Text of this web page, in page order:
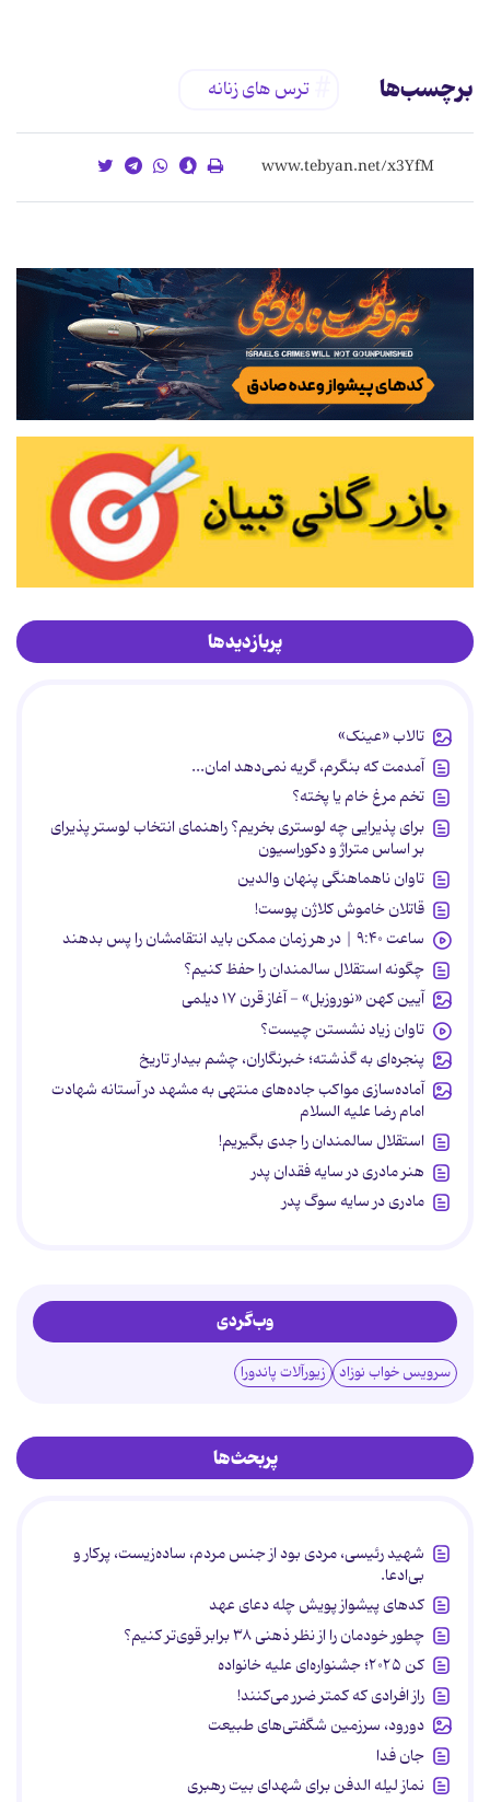
برچسب‌ها ترس های زنانه
پربازدیدها
تالاب «عینک»
آمدمت که بنگرم، گریه نمی‌دهد امان...
تخم مرغ خام یا پخته؟
برای پذیرایی چه لوستری بخریم؟ راهنمای انتخاب لوستر پذیرای
بر اساس متراژ و دکوراسیون
تاوان ناهماهنگی پنهان والدین
قاتلان خاموش کلاژن پوست!
ساعت ۹:۴۰ | در هر زمان ممکن باید انتقامشان را پس بدهند
چگونه استقلال سالمندان را حفظ کنیم؟
آیین کهن «نوروزبل» - آغاز قرن ۱۷ دیلمی
تاوان زیاد نشستن چیست؟
پنجره‌ای به گذشته؛ خبرنگاران، چشم بیدار تاریخ
آماده‌سازی مواکب جاده‌های منتهی به مشهد در آستانه شهادت
امام رضا علیه السلام
استقلال سالمندان را جدی بگیریم!
هنر مادری در سایه‌ فقدان پدر
مادری در سایه سوگ پدر
وب‌گردی
سرویس خواب نوزاد زیورآلات پاندورا
پربحث‌ها
شهید رئیسی، مردی بود از جنس مردم، ساده‌زیست، پرکار و
بی‌ادعا.
کدهای پیشواز پویش چله دعای عهد
چطور خودمان را از نظر ذهنی ۳۸ برابر قوی‌تر کنیم؟
کن ۲۰۲۵؛ جشنواره‌ای علیه خانواده
راز افرادی که کمتر ضرر می‌کنند!
دورود، سرزمین شگفتی‌های طبیعت
جان فدا
نماز لیله الدفن برای شهدای بیت رهبری